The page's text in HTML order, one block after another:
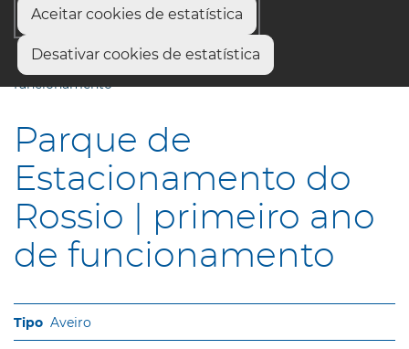
Aceitar cookies de estatística
Desativar cookies de estatística
Início
Parque de Estacionamento do Rossio | primeiro ano de
funcionamento
Parque de
Estacionamento do
Rossio | primeiro ano
de funcionamento
Aveiro